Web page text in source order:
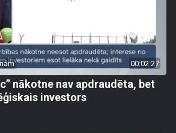
00:02:27
nākotne nav apdraudēta, bet
investors